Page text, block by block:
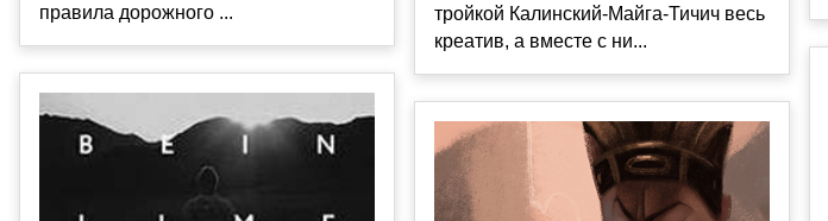
правила дорожного ...
тройкой Калинский‑Майга‑Тичич весь
креатив, а вместе с ни...